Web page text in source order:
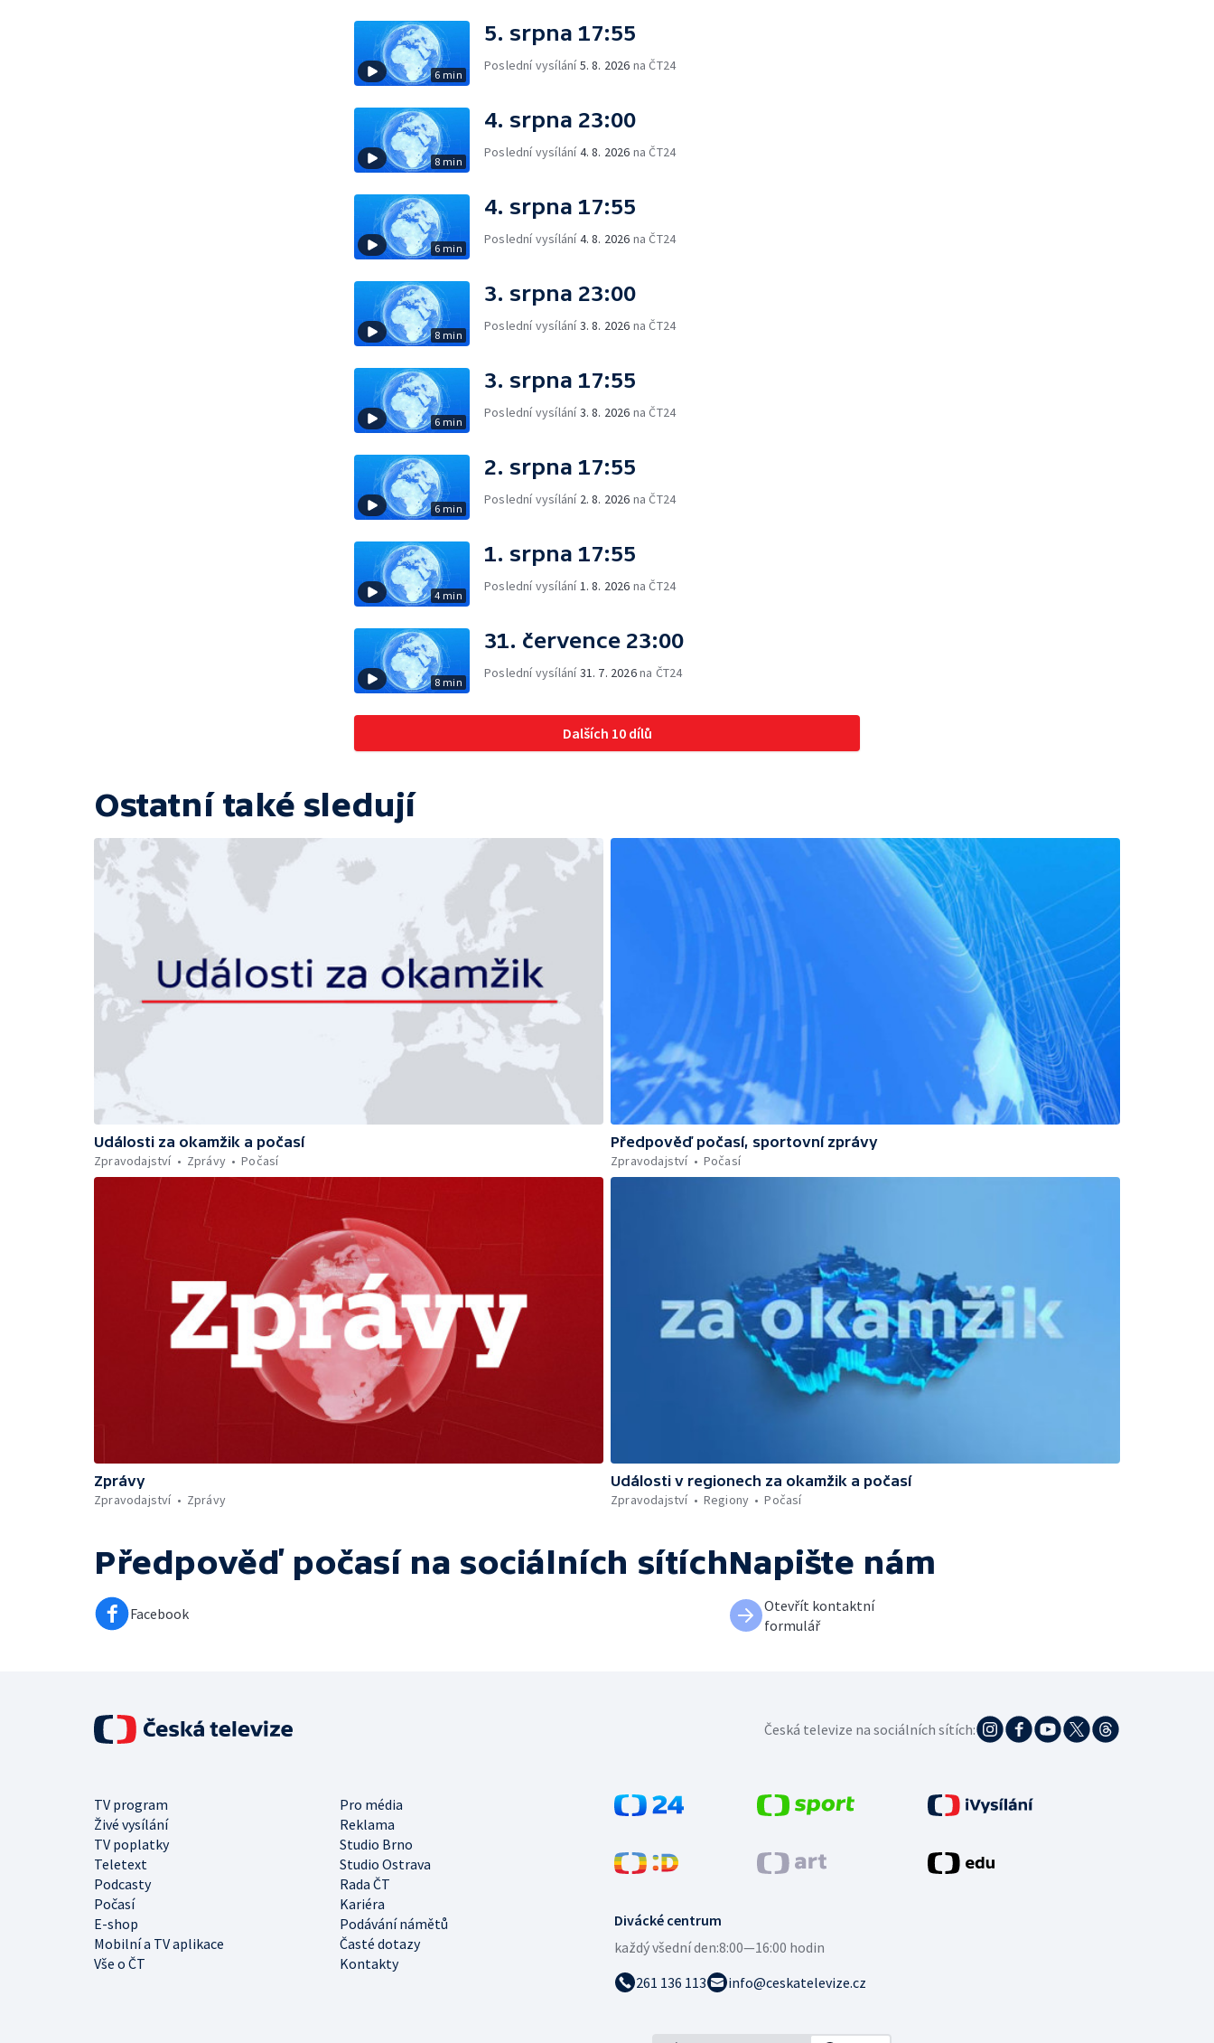
6 min
5. srpna 17:55
Poslední vysílání5. 8. 2026 na ČT24
8 min
4. srpna 23:00
Poslední vysílání4. 8. 2026 na ČT24
6 min
4. srpna 17:55
Poslední vysílání4. 8. 2026 na ČT24
8 min
3. srpna 23:00
Poslední vysílání3. 8. 2026 na ČT24
6 min
3. srpna 17:55
Poslední vysílání3. 8. 2026 na ČT24
6 min
2. srpna 17:55
Poslední vysílání 2. 8. 2026 na ČT24
4 min
1. srpna 17:55
Poslední vysílání 1. 8. 2026 na ČT24
8 min
31. července 23:00
Poslední vysílání31. 7. 2026na ČT24
Dalších 10 dílů
Ostatní také sledují
Události za okamžik a počasí
Zpravodajství
Zprávy Počasí
Předpověď počasí, sportovní zprávy
Zpravodajství
Počasí
Zprávy
Zpravodajství
Zprávy
Události v regionech za okamžik a počasí
Zpravodajství
Regiony Počasí
Předpověď počasí na sociálních sítích
Facebook
Napište nám
Otevřít kontaktní
formulář
Divácké centrum
každý všední den:8:00—16:00 hodin
261 136 113
info@ceskatelevize.cz
TV program
Pro média
Živé vysílání
Reklama
TV poplatky
Studio Brno
Teletext
Studio Ostrava
Podcasty
Rada ČT
Počasí
Kariéra
E-shop
Podávání námětů
Mobilní a TV aplikace
Časté dotazy
Vše o ČT
Kontakty
Česká televize na sociálních sítích: